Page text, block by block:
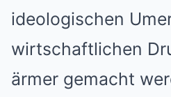
ideologischen
wirtschaftlichen
ärmer gemacht